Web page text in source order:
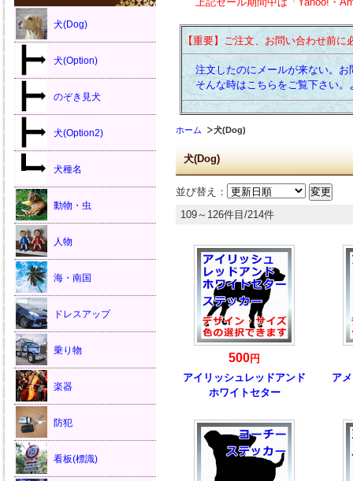
【重要】ご注文、お問い合わせ前に
注文したのにメールが来ない。お
そんな時はこちらをご覧下さい。
ホーム 犬(Dog)
犬(Dog)
並び替え：
109～126件目/214件
500円
アイリッシュレッドアンド
ホワイトセター
ア
犬(Dog)
犬(Option)
のぞき見犬
犬(Option2)
犬種名
動物・虫
人物
海・南国
ドレスアップ
乗り物
楽器
防犯
看板(標識)